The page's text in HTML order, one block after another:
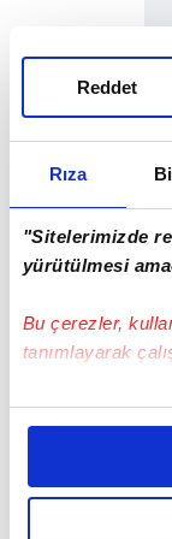
Rıza
"Sitelerimizde
yürütülmesi
Bu çerezler,
tanımlayarak
Bu çerezlere izin
daha iyi reklam
amacımızın
olduğunu ve
Reddet